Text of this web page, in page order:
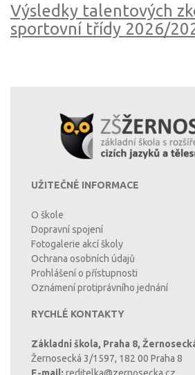
Výsledky talentových
sportovní třídy 2026/
UŽITEČNÉ INFORMACE
O škole
Dopravní spojení
Fotogalerie akcí školy
Ochrana osobních údajů
Prohlášení o přístupnosti
Oznámení protiprávního jednání
RYCHLÉ KONTAKTY
Základní škola, Praha 8,
Žernosecká 3/1597, 182 00 Praha 8
E-mail: reditelka@zernosecka.cz